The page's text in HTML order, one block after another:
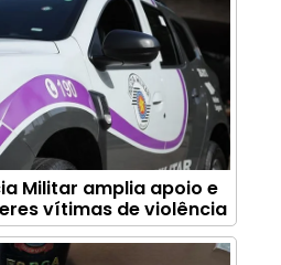
Militar amplia apoio e
vítimas de violência